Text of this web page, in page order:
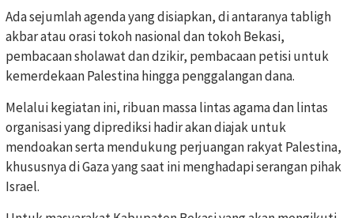
Ada sejumlah agenda yang disiapkan, di antaranya tabligh
akbar atau orasi tokoh nasional dan tokoh Bekasi,
pembacaan sholawat dan dzikir, pembacaan petisi untuk
kemerdekaan Palestina hingga penggalangan dana.
Melalui kegiatan ini, ribuan massa lintas agama dan lintas
organisasi yang diprediksi hadir akan diajak untuk
mendoakan serta mendukung perjuangan rakyat Palestina,
khususnya di Gaza yang saat ini menghadapi serangan pihak
Israel.